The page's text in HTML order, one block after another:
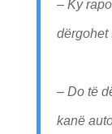
– Ky
dërgohet
– Do të
kanë